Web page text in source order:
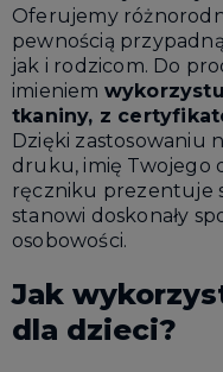
Oferujemy
pewnością
jak i rodzicom. Do
imieniem
tkaniny, z
Dzięki zastosowaniu
druku, imię Twojego
ręczniku prezentuje
stanowi doskonały
osobowości.
Jak
dla dzieci?